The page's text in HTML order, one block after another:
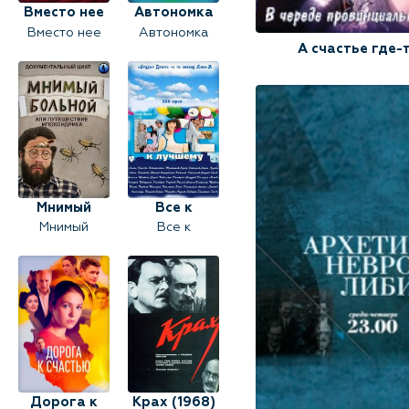
А счастье где-
Вместо нее
Вместо нее
Автономка
Автономка
Мнимый
больной,
путешествие
ипохондрика
Мнимый
путешествие
ипохондрика
Все к
лучшему
Все к
(2010)
Дорога к
Крах (1968)